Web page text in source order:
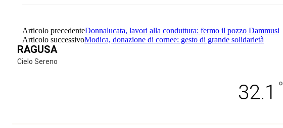
Articolo precedenteDonnalucata, lavori alla conduttura: fermo il pozzo Dammusi
Articolo successivoModica, donazione di cornee: gesto di grande solidarietà
RAGUSA
Cielo Sereno
32.1 °